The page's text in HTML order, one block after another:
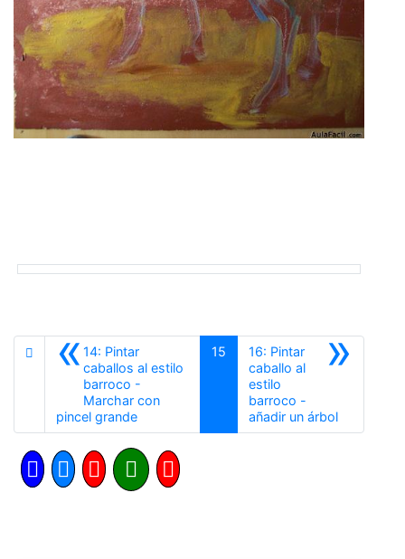
«14: Pintar
caballos al estilo
barroco -
Marchar con
pincel grandeAnterior
15 »
16: Pintar
caballo al
estilo
barroco -
añadir un árbolSiguiente